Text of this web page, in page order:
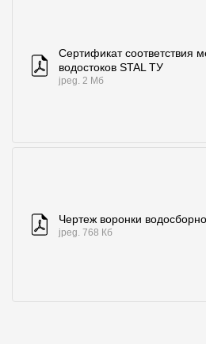
Сертификат соответствия
водостоков STAL ТУ
jpeg. 2 Мб
Чертеж воронки
jpeg. 768 Кб